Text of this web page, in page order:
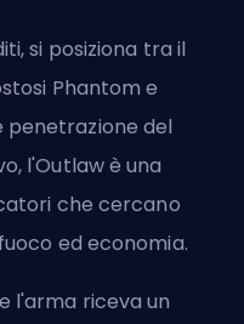
si posiziona tra il
Phantom e
penetrazione del
l'Outlaw è una
che cercano
ed economia.
l'arma riceva un